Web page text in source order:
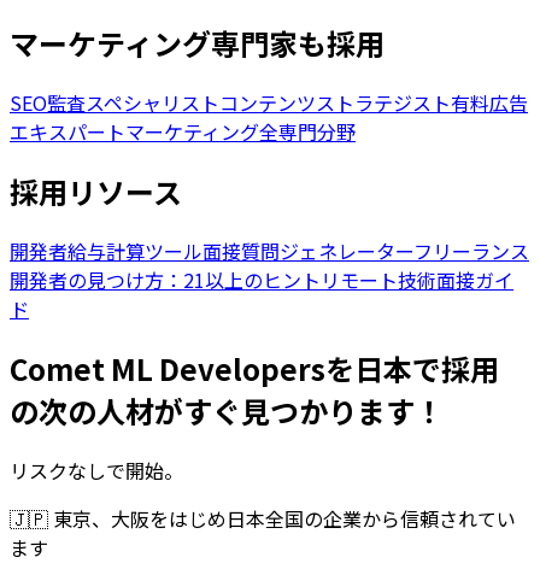
マーケティング専門家も採用
SEO監査スペシャリストコンテンツストラテジスト有料広告
エキスパートマーケティング全専門分野
採用リソース
開発者給与計算ツール面接質問ジェネレーターフリーランス
開発者の見つけ方：21以上のヒント リモート技術面接ガイ
ド
Comet ML Developersを日本で採用
の次の人材がすぐ見つかります！
リスクなしで開始。
🇯🇵 東京、大阪をはじめ日本全国の企業から信頼されてい
ます